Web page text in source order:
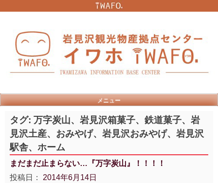
メニュー
タグ: 万字炭山、岩見沢箱菓子、鉄道菓子、岩
見沢土産、おみやげ、岩見沢おみやげ、岩見沢
駅舎、ホーム
まだまだ止まらない…『万字炭山』！！！！
投稿日： 2014年6月14日